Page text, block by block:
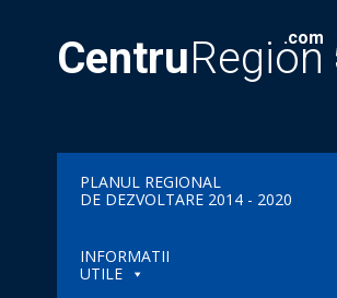
CentruRegion
.com
PLANUL REGIONAL
DE DEZVOLTARE 2014 - 2020
INFORMATII
UTILE